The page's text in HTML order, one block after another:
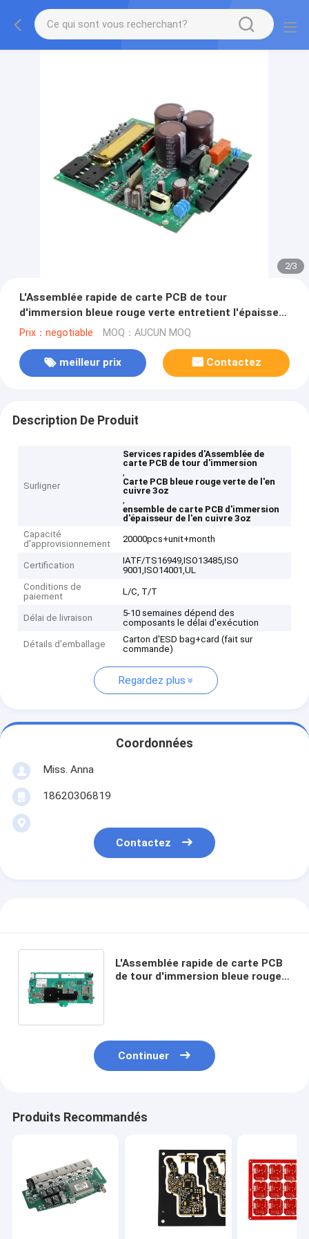
2/3
L'Assemblée rapide de carte PCB de tour
d'immersion bleue rouge verte entretient l'épaisseur
de l'en cuivre 3oz
Prix：negotiable MOQ：AUCUN MOQ
meilleur prix Contactez
Description De Produit
Surligner
Services rapides d'Assemblée de
carte PCB de tour d'immersion
,
Carte PCB bleue rouge verte de l'en
cuivre 3oz
,
ensemble de carte PCB d'immersion
d'épaisseur de l'en cuivre 3oz
Capacité
d'approvisionnement
20000pcs+unit+month
Certification
IATF/TS16949,ISO13485,ISO
9001,ISO14001,UL
Conditions de
paiement
L/C, T/T
Délai de livraison
5-10 semaines dépend des
composants le délai d'exécution
Détails d'emballage
Carton d'ESD bag+card (fait sur
commande)
Regardez plus
Coordonnées
Miss. Anna
18620306819
Contactez
L'Assemblée rapide de carte PCB
de tour d'immersion bleue rouge
Continuer
Produits Recommandés